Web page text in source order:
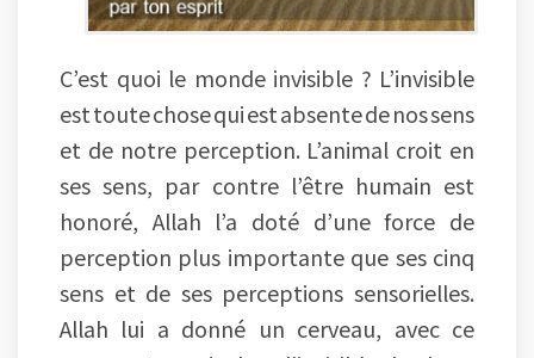
C’est quoi le monde invisible ? L’invisible
est toute chose qui est absente de nos sens
et de notre perception. L’animal croit en
ses sens, par contre l’être humain est
honoré, Allah l’a doté d’une force de
perception plus importante que ses cinq
sens et de ses perceptions sensorielles.
Allah lui a donné un cerveau, avec ce